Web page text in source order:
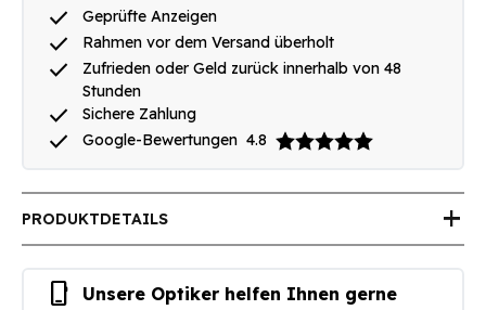
done Geprüfte Anzeigen
done Rahmen vor dem Versand überholt
done
Zufrieden oder Geld zurück innerhalb von 48
Stunden
done Sichere Zahlung
done Google-Bewertungen 4.8
PRODUKTDETAILS add
phone_iphone
Unsere Optiker helfen Ihnen gerne